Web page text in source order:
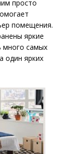
просто
помещения.
яркие
много самых
один ярких